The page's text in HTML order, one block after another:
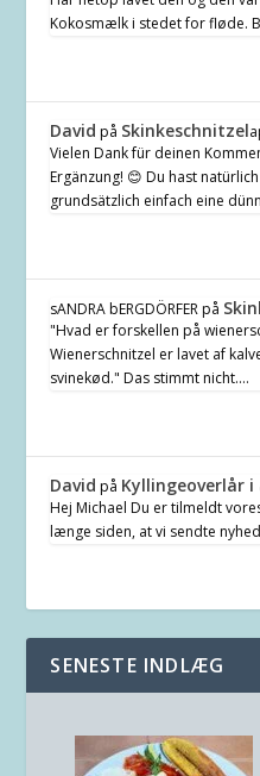
Kokosmælk i stedet for fløde.
David på Skinkeschnitzel
Vielen Dank für deinen
Ergänzung! 😊 Du hast
grundsätzlich einfach eine
sANDRA bERGDÖRFERpå
"Hvad er forskellen på
Wienerschnitzel er lavet af
svinekød." Das stimmt nicht.…
David på Kyllingeoverlår
Hej Michael Du er tilmeldt
længe siden, at vi sendte
SENESTE INDLÆG